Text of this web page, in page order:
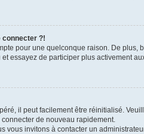
connecter ?!
pour une quelconque raison. De
essayez de participer plus activement
il peut facilement être réinitialisé.
de nouveau rapidement.
vous invitons à contacter un